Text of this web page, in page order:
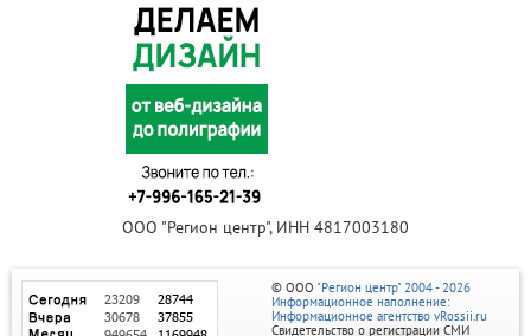
ООО "Регион центр", ИНН 4817003180
© ООО "Регион центр" 2004 - 2026
Информационное наполнение:
Информационное агентство vRossii.ru
Свидетельство о регистрации СМИ